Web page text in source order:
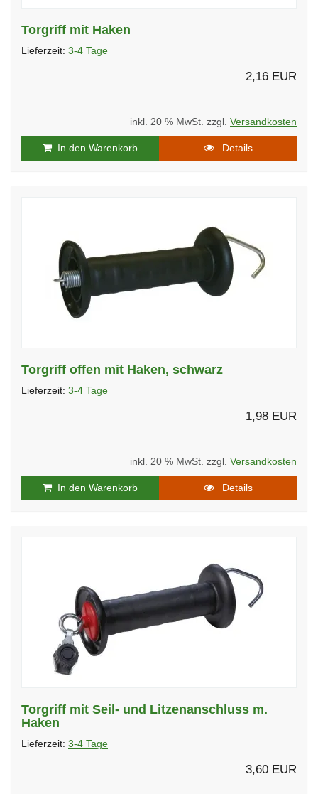
Torgriff mit Haken
Lieferzeit: 3-4 Tage
2,16 EUR
inkl. 20 % MwSt. zzgl. Versandkosten
In den Warenkorb Details
Torgriff offen mit Haken, schwarz
Lieferzeit: 3-4 Tage
1,98 EUR
inkl. 20 % MwSt. zzgl. Versandkosten
In den Warenkorb Details
Torgriff mit Seil- und Litzenanschluss m.
Haken
Lieferzeit: 3-4 Tage
3,60 EUR